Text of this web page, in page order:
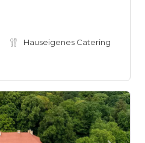
Hauseigenes Catering